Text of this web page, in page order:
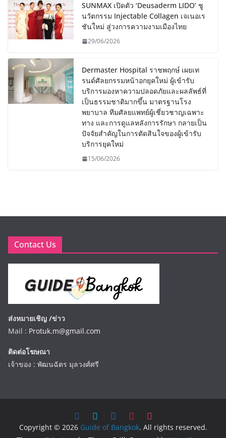
SUNMAX เปิดตัว ‘Deusaderm LIDO’ ชู
นวัตกรรม Injectable Collagen เจเนอเร
ชันใหม่ สู่วงการความงามเมืองไทย
29/06/2026
Dermaster Hospital ราชพฤกษ์ เผยเท
รนด์ศัลยกรรมหน้าอกยุคใหม่ ผู้เข้ารับ
บริการมองหาความปลอดภัยและผลลัพธ์ที่
เป็นธรรมชาติมากขึ้น มาตรฐานโรง
พยาบาล ทีมศัลยแพทย์ผู้เชี่ยวชาญเฉพาะ
ทาง และการดูแลหลังการรักษา กลายเป็น
ปัจจัยสำคัญในการตัดสินใจของผู้เข้ารับ
บริการยุคใหม่
15/06/2026
Contact Us
ส่งหมายเชิญ /ข่าว
Mail : Protuk.m@gmail.com
ติดต่อโฆษณา
เจ้าของ : พัฒนฉัตร มุลวงศ์ศรี
Copyright © 2026 Guide of Bangkok. All rights reserved.